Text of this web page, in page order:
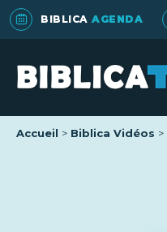
BIBLICA AGENDA
Accueil Biblica Vidéos